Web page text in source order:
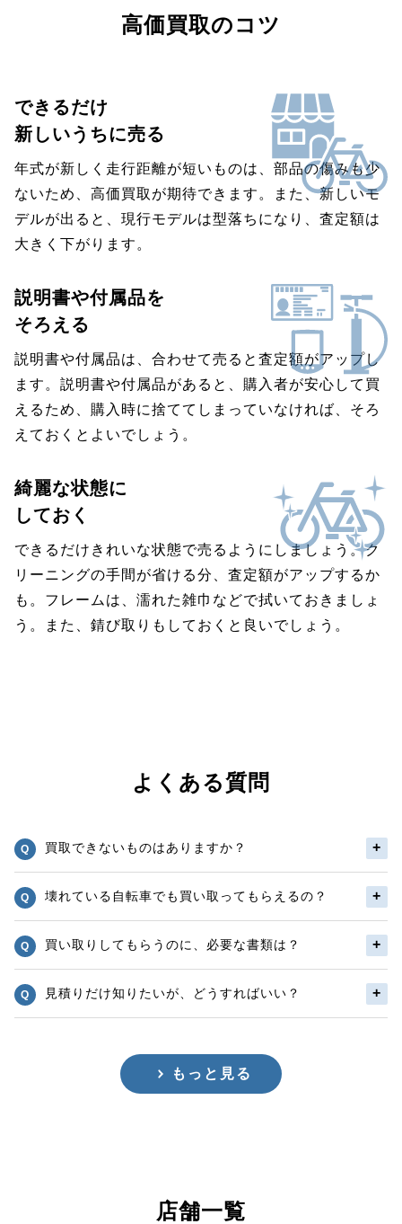
高価買取のコツ
できるだけ
新しいうちに売る
年式が新しく走行距離が短いものは、部品の傷みも少
ないため、高価買取が期待できます。また、新しいモ
デルが出ると、現行モデルは型落ちになり、査定額は
大きく下がります。
説明書や付属品を
そろえる
説明書や付属品は、合わせて売ると査定額がアップし
ます。説明書や付属品があると、購入者が安心して買
えるため、購入時に捨ててしまっていなければ、そろ
えておくとよいでしょう。
綺麗な状態に
しておく
できるだけきれいな状態で売るようにしましょう。ク
リーニングの手間が省ける分、査定額がアップするか
も。フレームは、濡れた雑巾などで拭いておきましょ
う。また、錆び取りもしておくと良いでしょう。
よくある質問
買取できないものはありますか？
壊れている自転車でも買い取ってもらえるの？
買い取りしてもらうのに、必要な書類は？
見積りだけ知りたいが、どうすればいい？
もっと見る
店舗一覧